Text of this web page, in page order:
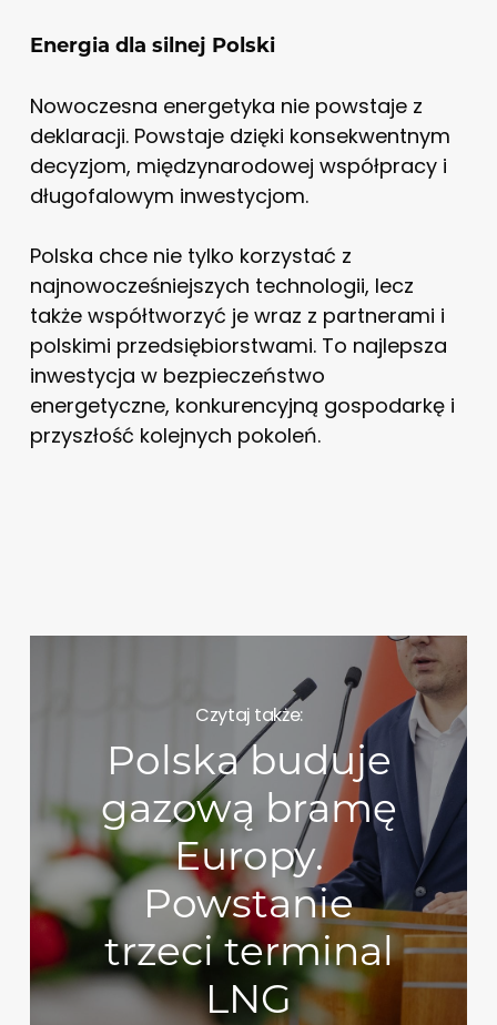
Energia dla silnej Polski
Nowoczesna energetyka nie powstaje z
deklaracji. Powstaje dzięki konsekwentnym
decyzjom, międzynarodowej współpracy i
długofalowym inwestycjom.
Polska chce nie tylko korzystać z
najnowocześniejszych technologii, lecz
także współtworzyć je wraz z partnerami i
polskimi przedsiębiorstwami. To najlepsza
inwestycja w bezpieczeństwo
energetyczne, konkurencyjną gospodarkę i
przyszłość kolejnych pokoleń.
Czytaj także:
Polska buduje
gazową bramę
Europy.
Powstanie
trzeci terminal
LNG